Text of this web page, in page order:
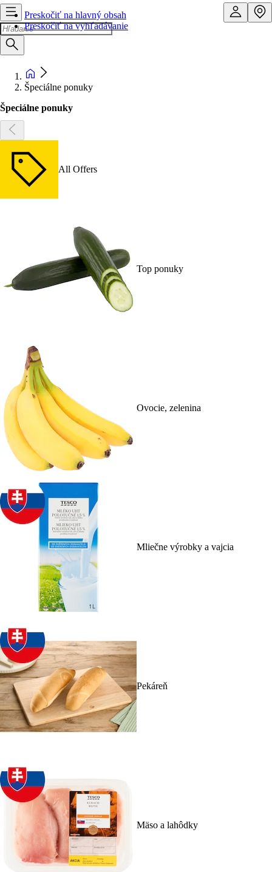
Preskočiť na hlavný obsah
Preskočiť na vyhľadávanie
Špeciálne ponuky
Špeciálne ponuky
All Offers
Top ponuky
Ovocie, zelenina
Mliečne výrobky a vajcia
Pekáreň
Mäso a lahôdky